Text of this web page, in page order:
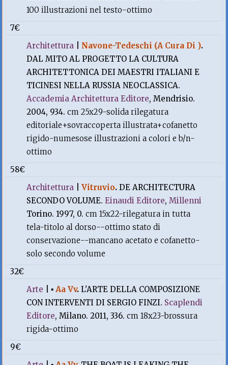
100 illustrazioni nel testo-ottimo
7€
Architettura
Navone-Tedeschi (A Cura Di ).
DAL MITO AL PROGETTO LA CULTURA
ARCHITETTONICA DEI MAESTRI ITALIANI E
TICINESI NELLA RUSSIA NEOCLASSICA.
Accademia Architettura Editore, Mendrisio.
2004, 934.cm 25x29-solida rilegatura
editoriale+sovraccoperta illustrata+cofanetto
rigido-numesose illustrazioni a colori e b/n-
ottimo
58€
Architettura |Vitruvio.DE ARCHITECTURA
SECONDO VOLUME.Einaudi Editore,Millenni
Torino. 1997, 0.cm 15x22-rilegatura in tutta
tela-titolo al dorso--ottimo stato di
conservazione--mancano acetato e cofanetto-
solo secondo volume
32€
Arte |▪Aa Vv.L'ARTE DELLA COMPOSIZIONE
CON INTERVENTI DI SERGIO FINZI. Scaplendi
Editore, Milano. 2011, 336.cm 18x23-brossura
rigida-ottimo
9€